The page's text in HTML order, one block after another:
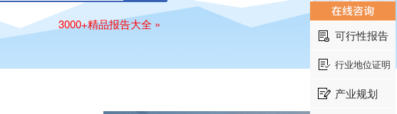
3000+精品报告大全 »
可行性报告
行业地位证明
产业规划